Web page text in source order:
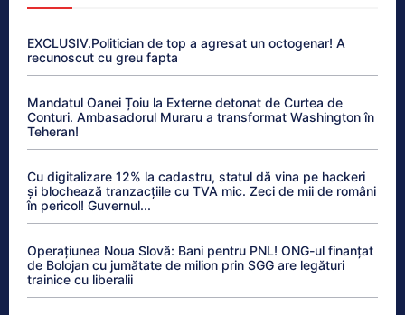
EXCLUSIV.Politician de top a agresat un octogenar! A
recunoscut cu greu fapta
Mandatul Oanei Țoiu la Externe detonat de Curtea de
Conturi. Ambasadorul Muraru a transformat Washington în
Teheran!
Cu digitalizare 12% la cadastru, statul dă vina pe hackeri
și blochează tranzacțiile cu TVA mic. Zeci de mii de români
în pericol! Guvernul...
Operațiunea Noua Slovă: Bani pentru PNL! ONG-ul finanțat
de Bolojan cu jumătate de milion prin SGG are legături
trainice cu liberalii